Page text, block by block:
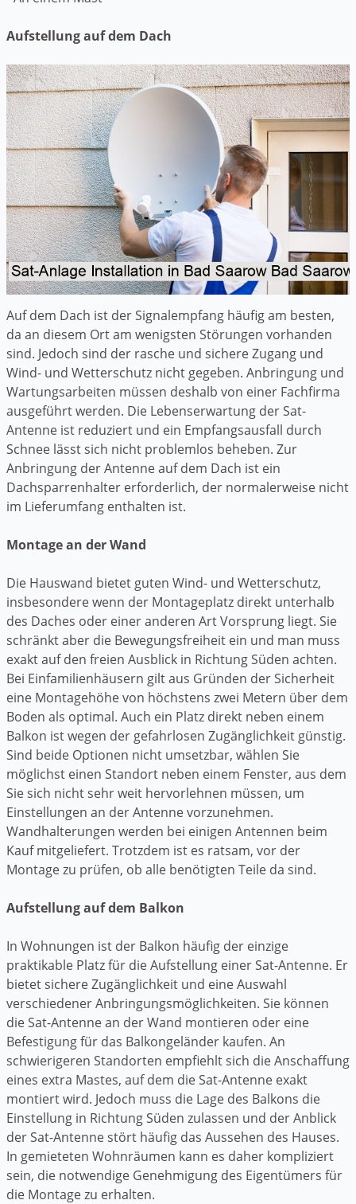
Aufstellung auf dem Dach
Auf dem Dach ist der Signalempfang häufig am besten,
da an diesem Ort am wenigsten Störungen vorhanden
sind. Jedoch sind der rasche und sichere Zugang und
Wind- und Wetterschutz nicht gegeben. Anbringung und
Wartungsarbeiten müssen deshalb von einer Fachfirma
ausgeführt werden. Die Lebenserwartung der Sat-
Antenne ist reduziert und ein Empfangsausfall durch
Schnee lässt sich nicht problemlos beheben. Zur
Anbringung der Antenne auf dem Dach ist ein
Dachsparrenhalter erforderlich, der normalerweise nicht
im Lieferumfang enthalten ist.
Montage an der Wand
Die Hauswand bietet guten Wind- und Wetterschutz,
insbesondere wenn der Montageplatz direkt unterhalb
des Daches oder einer anderen Art Vorsprung liegt. Sie
schränkt aber die Bewegungsfreiheit ein und man muss
exakt auf den freien Ausblick in Richtung Süden achten.
Bei Einfamilienhäusern gilt aus Gründen der Sicherheit
eine Montagehöhe von höchstens zwei Metern über dem
Boden als optimal. Auch ein Platz direkt neben einem
Balkon ist wegen der gefahrlosen Zugänglichkeit günstig.
Sind beide Optionen nicht umsetzbar, wählen Sie
möglichst einen Standort neben einem Fenster, aus dem
Sie sich nicht sehr weit hervorlehnen müssen, um
Einstellungen an der Antenne vorzunehmen.
Wandhalterungen werden bei einigen Antennen beim
Kauf mitgeliefert. Trotzdem ist es ratsam, vor der
Montage zu prüfen, ob alle benötigten Teile da sind.
Aufstellung auf dem Balkon
In Wohnungen ist der Balkon häufig der einzige
praktikable Platz für die Aufstellung einer Sat-Antenne. Er
bietet sichere Zugänglichkeit und eine Auswahl
verschiedener Anbringungsmöglichkeiten. Sie können
die Sat-Antenne an der Wand montieren oder eine
Befestigung für das Balkongeländer kaufen. An
schwierigeren Standorten empfiehlt sich die Anschaffung
eines extra Mastes, auf dem die Sat-Antenne exakt
montiert wird. Jedoch muss die Lage des Balkons die
Einstellung in Richtung Süden zulassen und der Anblick
der Sat-Antenne stört häufig das Aussehen des Hauses.
In gemieteten Wohnräumen kann es daher kompliziert
sein, die notwendige Genehmigung des Eigentümers für
die Montage zu erhalten.